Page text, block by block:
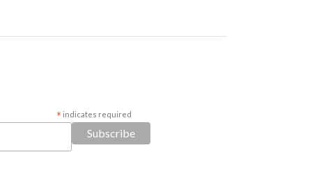
* indicates required